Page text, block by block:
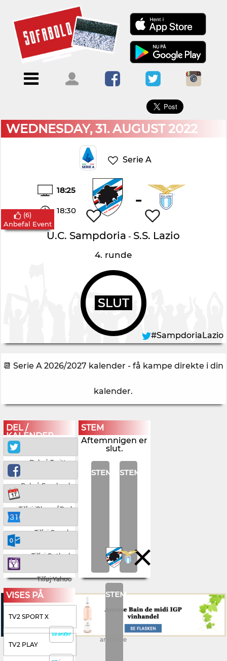
Menu
ForsideKalendere
Blogs
Om
Sofabold
Kontakt
bruger
Log
ind
×
WEDNESDAY, 31. AUGUST 2022
Serie A
18:25
18:30 -
U.C. Sampdoria - S.S. Lazio
4. runde
SLUT
(6)
Anbefal Event
#SampdoriaLazio
📆 Serie A 2026/2027 kalender - få kampe direkte i din
kalender.
DEL /
KALENDER
Del på Twitter
Del på Facebook
Tilføj iPhone/iPad
Tilføj Google
Tilføj Outlook
Tilføj Yahoo
STEM
Aftemnnigen er
slut.
STEM STEM
STEM
VISES PÅ
TV2 SPORT X
TV2 PLAY
annonce